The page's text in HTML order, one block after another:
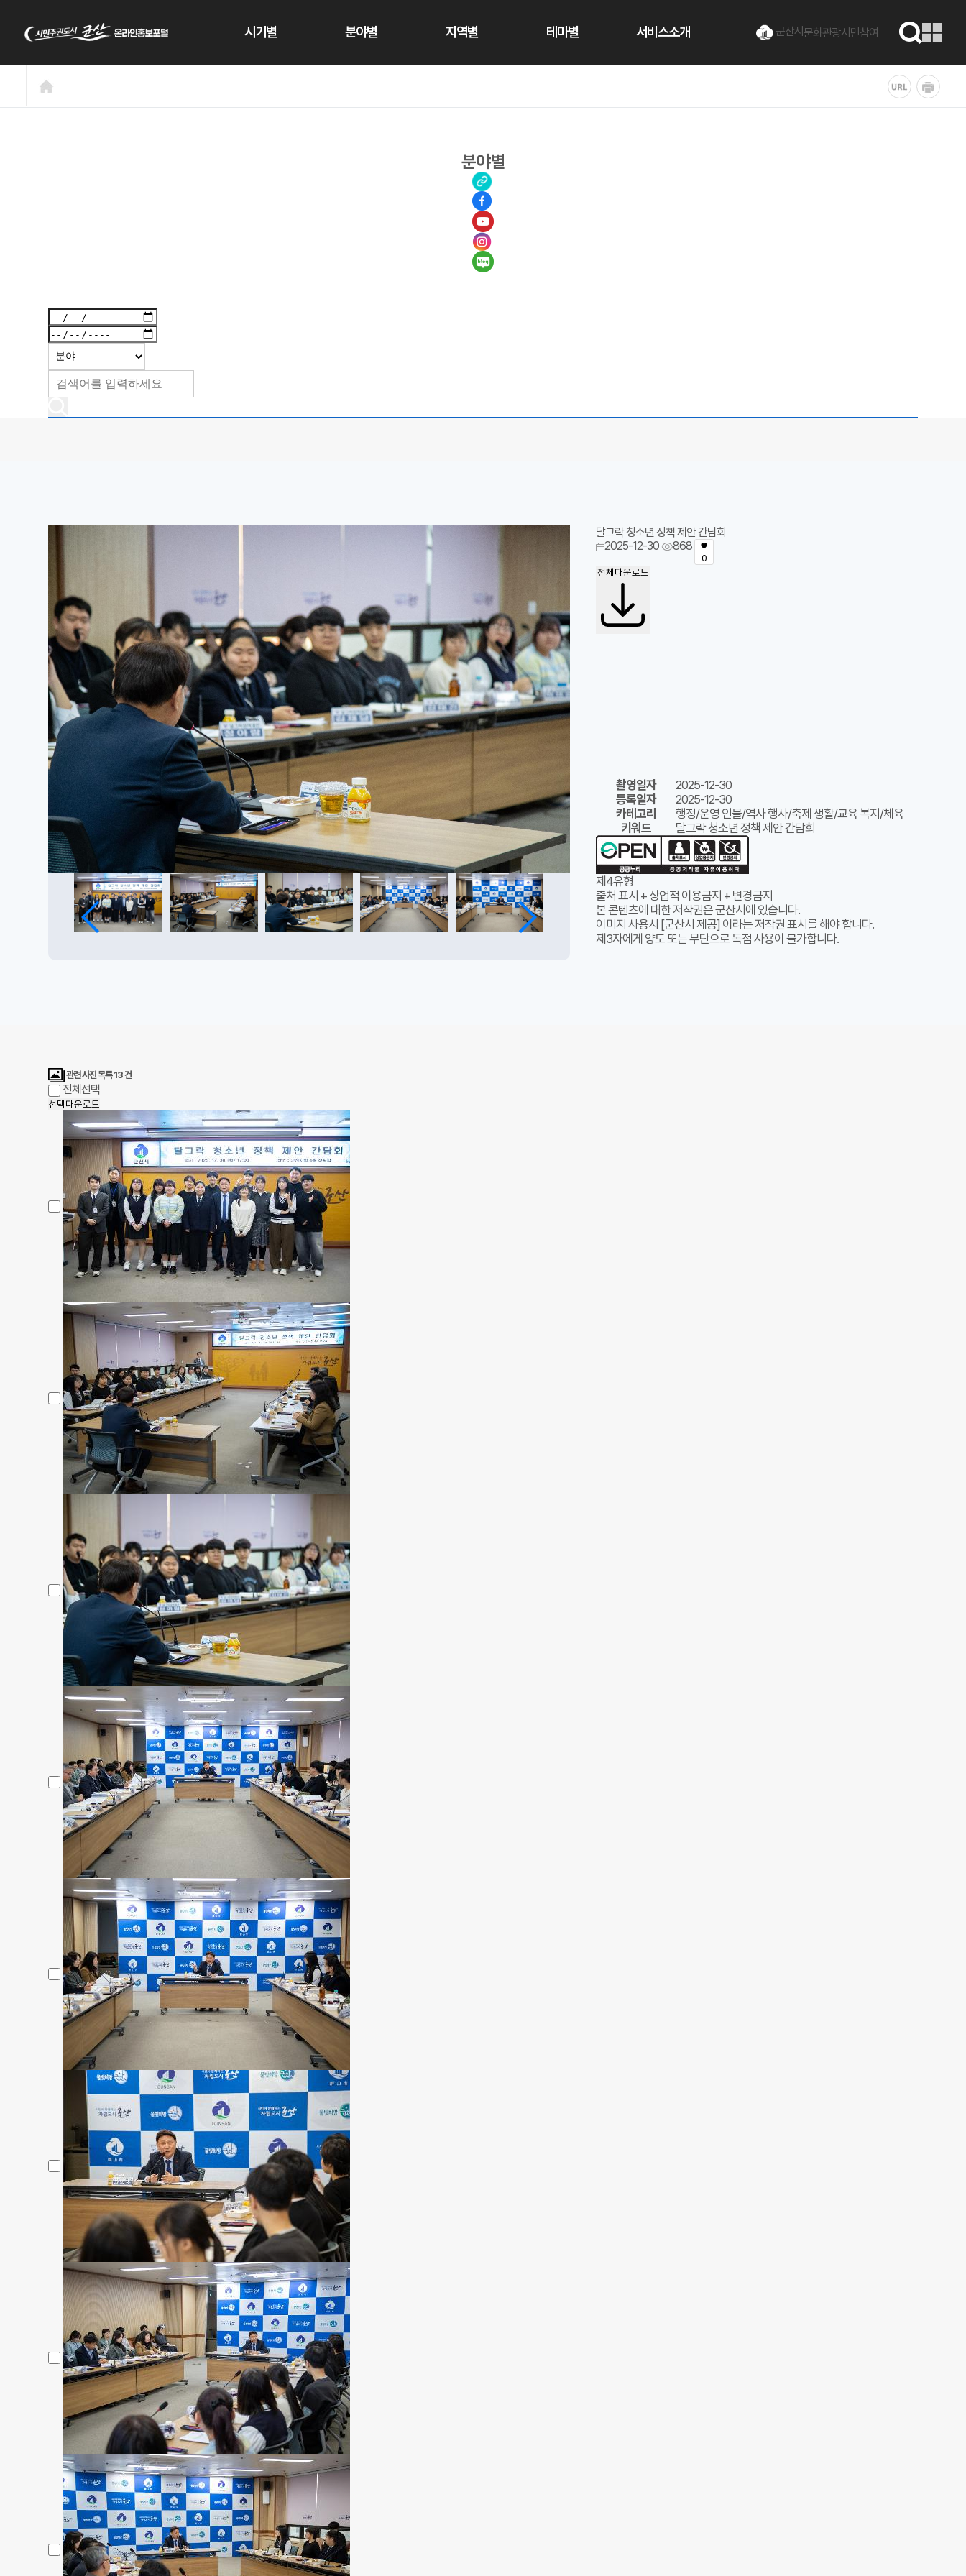
시기별 분야별 지역별 테마별 서비스소개 군산시문화관광시민참여
분야별
달그락 청소년 정책 제안 간담회
2025-12-30
868
0
전체다운로드
촬영일자
2025-12-30
등록일자
2025-12-30
카테고리
행정/운영 인물/역사 행사/축제 생활/교육 복지/체육
키워드
달그락 청소년 정책 제안 간담회
제4유형
출처 표시 + 상업적 이용금지 + 변경금지
본 콘텐츠에 대한 저작권은 군산시에 있습니다.
이미지 사용시 [군산시 제공] 이라는 저작권 표시를 해야 합니다.
제3자에게 양도 또는 무단으로 독점 사용이 불가합니다.
관련 사진 목록13건
전체선택
선택다운로드